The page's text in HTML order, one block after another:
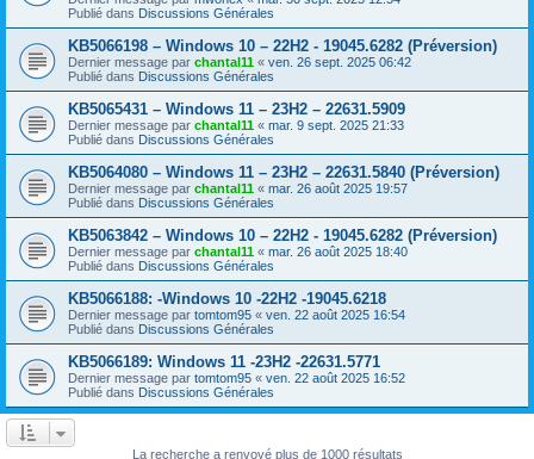
Publié dans Discussions Générales
KB5066198 – Windows 10 – 22H2 - 19045.6282 (Préversion)
Dernier message par chantal11 « ven. 26 sept. 2025 06:42
Publié dans Discussions Générales
KB5065431 – Windows 11 – 23H2 – 22631.5909
Dernier message par chantal11 « mar. 9 sept. 2025 21:33
Publié dans Discussions Générales
KB5064080 – Windows 11 – 23H2 – 22631.5840 (Préversion)
Dernier message par chantal11 « mar. 26 août 2025 19:57
Publié dans Discussions Générales
KB5063842 – Windows 10 – 22H2 - 19045.6282 (Préversion)
Dernier message par chantal11 « mar. 26 août 2025 18:40
Publié dans Discussions Générales
KB5066188: -Windows 10 -22H2 -19045.6218
Dernier message par tomtom95 « ven. 22 août 2025 16:54
Publié dans Discussions Générales
KB5066189: Windows 11 -23H2 -22631.5771
Dernier message par tomtom95 « ven. 22 août 2025 16:52
Publié dans Discussions Générales
La recherche a renvoyé plus de 1000 résultats